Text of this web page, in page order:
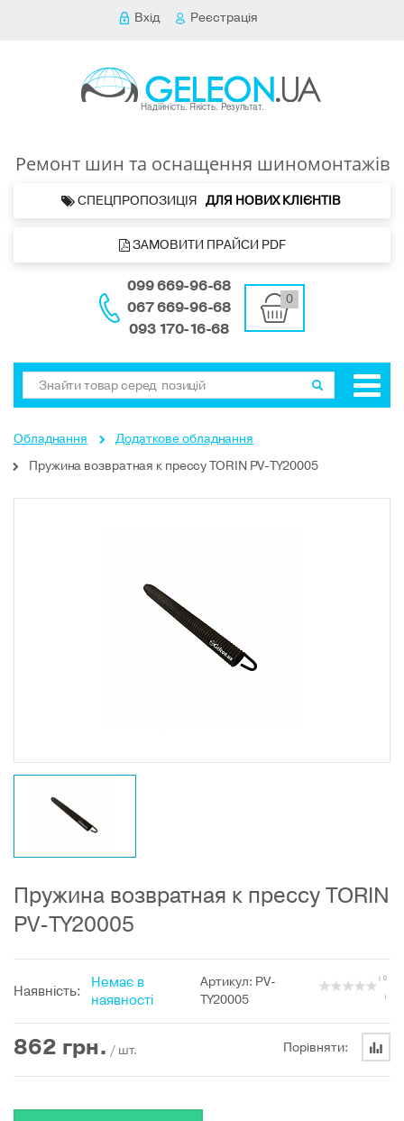
Вхід Реєстрація
Ремонт шин та оснащення шиномонтажів
СПЕЦПРОПОЗИЦІЯ ДЛЯ НОВИХ КЛІЄНТІВ
ЗАМОВИТИ ПРАЙСИ PDF
099 669-96-68
067 669-96-68
093 170-16-68
0
Обладнання
Додаткове обладнання
Пружина возвратная к прессу TORIN PV-TY20005
Пружина возвратная к прессу TORIN
PV-TY20005
Наявність:
Немає в
наявності
Артикул: PV-
TY20005
( 0
)
862 грн. / шт. Порівняти: